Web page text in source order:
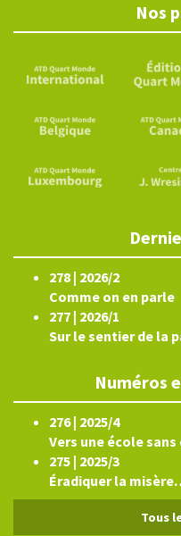
Nos
278 | 2026/2
Comme on en parle
277 | 2026/1
Sur le sentier de la
Numéros
276 | 2025/4
Vers une école
275 | 2025/3
Éradiquer la
Tous